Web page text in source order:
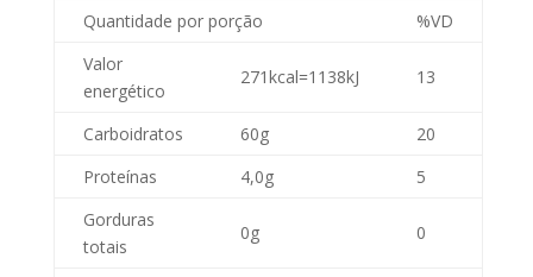
Quantidade por porção
%VD
Valor
energético
271kcal=1138kJ 13
Carboidratos 60g
20
Proteínas
4,0g
5
Gorduras
totais
0g 0